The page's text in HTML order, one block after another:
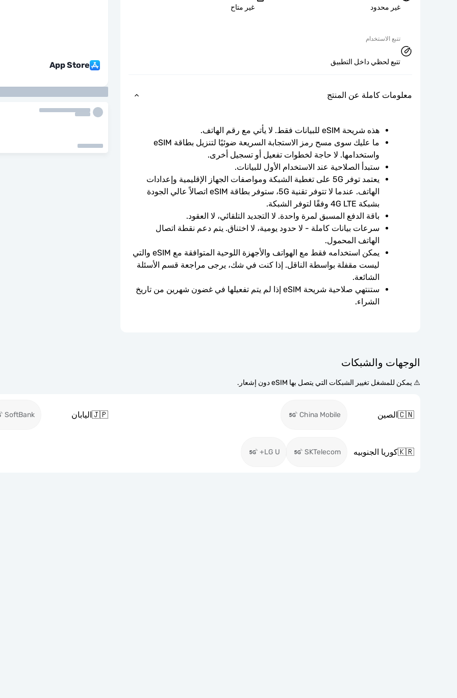
غير محدود غير متاح
تتبع الاستخدام
تتبع لحظي داخل التطبيق
معلومات كاملة عن المنتج
هذه شريحة eSIM للبيانات فقط. لا يأتي مع رقم الهاتف.
واستخدامها. لا حاجة لخطوات تفعيل أو تسجيل أخرى.
ستبدأ الصلاحية عند الاستخدام الأول للبيانات.
بشبكة 4G LTE وفقًا لتوفر الشبكة.
باقة الدفع المسبق لمرة واحدة. لا التجديد التلقائي، لا العقود.
الهاتف المحمول.
الشائعة.
الشراء.
الوجهات والشبكات
⚠️ يمكن للمشغل تغيير الشبكات التي يتصل بها eSIM دون إشعار.
🇨🇳الصين China Mobile
🇯🇵اليابان SoftBank
🇰🇷كوريا الجنوبيه SKTelecom
LG U+
App Store